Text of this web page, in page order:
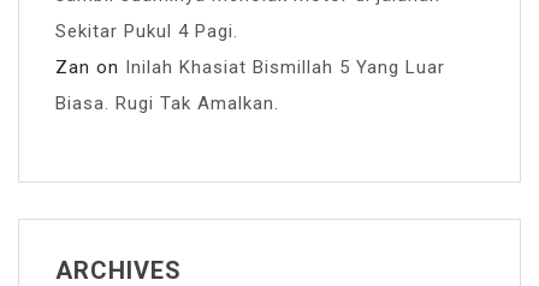
Sekitar Pukul 4 Pagi.
Zan on Inilah Khasiat Bismillah 5 Yang Luar
Biasa. Rugi Tak Amalkan.
ARCHIVES